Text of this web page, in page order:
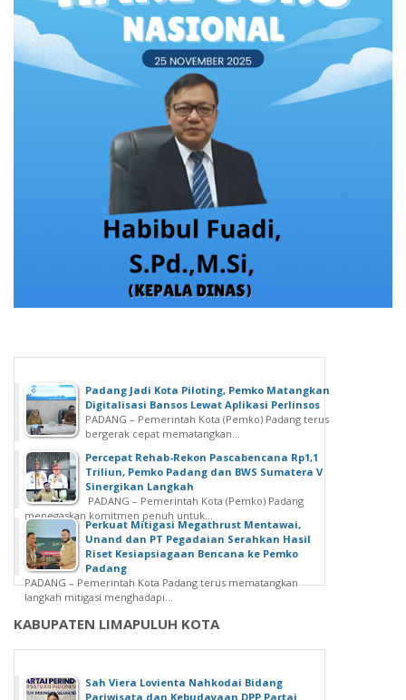
Padang Jadi Kota Piloting, Pemko Matangkan
Digitalisasi Bansos Lewat Aplikasi Perlinsos
PADANG – Pemerintah Kota (Pemko) Padang terus
bergerak cepat mematangkan...
Percepat Rehab-Rekon Pascabencana Rp1,1
Triliun, Pemko Padang dan BWS Sumatera V
Sinergikan Langkah
PADANG – Pemerintah Kota (Pemko) Padang
menegaskan komitmen penuh untuk...
Perkuat Mitigasi Megathrust Mentawai,
Unand dan PT Pegadaian Serahkan Hasil
Riset Kesiapsiagaan Bencana ke Pemko
Padang
PADANG – Pemerintah Kota Padang terus mematangkan
langkah mitigasi menghadapi...
KABUPATEN LIMAPULUH KOTA
Sah Viera Lovienta Nahkodai Bidang
Pariwisata dan Kebudayaan DPP Partai